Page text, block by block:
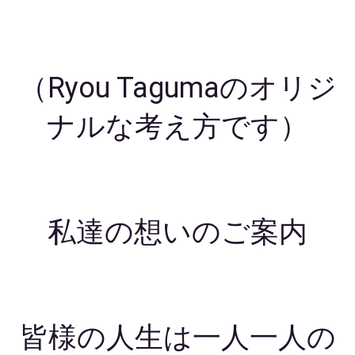
（Ryou Tagumaのオリジ
ナルな考え方です）
私達の想いのご案内
皆様の人生は一人一人の